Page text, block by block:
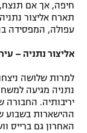
תנאי שימוש
מדיניות
תקנון פעילות
רשיון להקרנה
ספורט אתגרי
אומנויות לחימה
חיפה, אך אם
תארח אליצור
עפולה, המפסידה
אליצור נתניה –
למרות שלושה
נתניה מגיעה
יריבותיה.
ההישארות בשבוע
האחרון גם ברייס